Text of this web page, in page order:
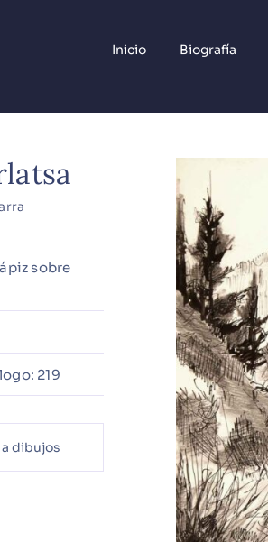
Inicio Biografía
sobre
219
dibujos